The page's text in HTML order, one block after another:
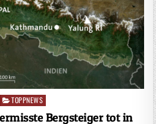
Posted
TOPPNEWS
Bergsteiger tot in